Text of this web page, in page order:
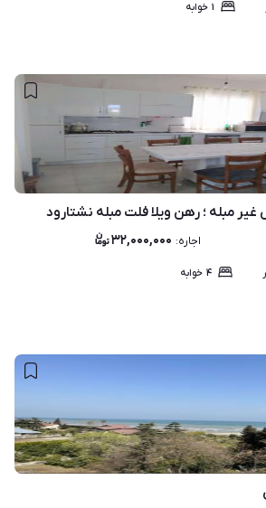
۱ خوابه
مبله ؛ رهن ویلا فلت مبله نشتارود
اجاره: ۳۲,۰۰۰,۰۰۰
۴ خوابه